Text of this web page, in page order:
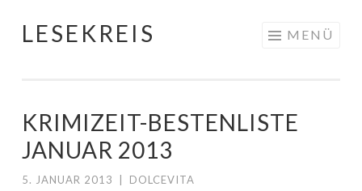
Springe
LESEKREIS MENÜ
KRIMIZEIT-BESTENLISTE
JANUAR 2013
5. JANUAR 2013 DOLCEVITA